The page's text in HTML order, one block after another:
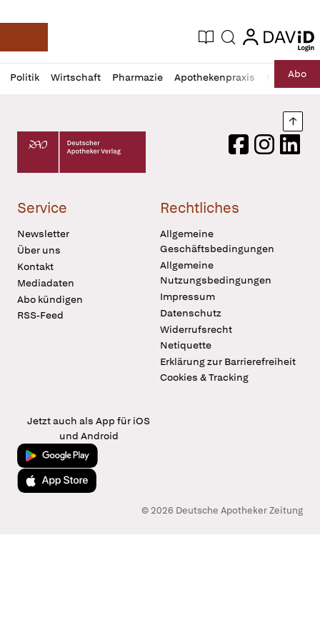
Deutsche Apotheker Zeitung
Aktuelle Ausgabe
Suche login
login
Politik Wirtschaft Pharmazie Apothekenpraxis RechtAbo
Profil
öffnen
Daz
Pur
Deutscher Apotheker Verlag Logo
FacebookInstagram
Service
Newsletter
Über uns
Kontakt
Mediadaten
Abo kündigen
RSS-Feed
Rechtliches
Allgemeine
Geschäftsbedingungen
Allgemeine
Nutzungsbedingungen
Impressum
Datenschutz
Widerrufsrecht
Netiquette
Erklärung zur Barrierefreiheit
Cookies & Tracking
Jetzt auch als App für iOS
und Android
Jetzt bei Google Play
Laden im App Store
© 2026 Deutsche Apotheker Zeitung